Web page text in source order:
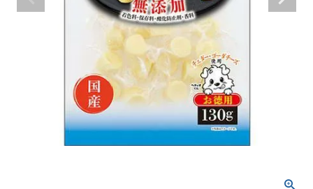
person 新規会員登録